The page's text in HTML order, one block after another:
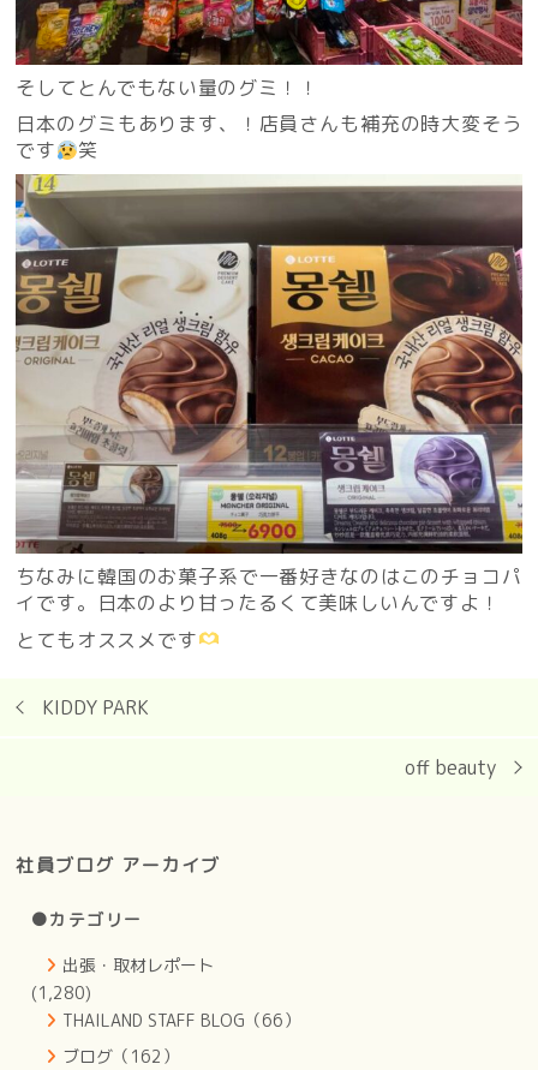
そしてとんでもない量のグミ！！
日本のグミもあります、！店員さんも補充の時大変そう
です
笑
ちなみに韓国のお菓子系で一番好きなのはこのチョコパ
イです。日本のより甘ったるくて美味しいんですよ！
とてもオススメです
KIDDY PARK
off beauty
社員ブログ アーカイブ
●カテゴリー
出張・取材レポート
(1,280)
THAILAND STAFF BLOG（66）
ブログ（162）